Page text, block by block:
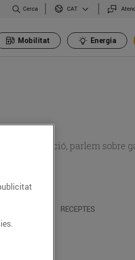
Cerca CAT
Mobilitat Energia
alimentació, parlem sobre
RECEPTES